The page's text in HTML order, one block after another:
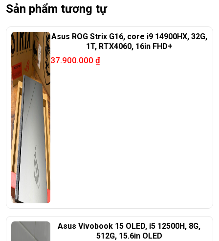
Sản phẩm tương tự
Asus ROG Strix G16, core i9 14900HX, 32G,
1T, RTX4060, 16in FHD+
37.900.000 ₫
Asus Vivobook 15 OLED, i5 12500H, 8G,
512G, 15.6in OLED